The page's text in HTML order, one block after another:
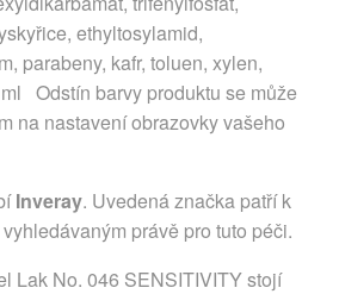
ethyltosylamid,
parabeny, kafr, toluen, xylen,
Odstín barvy produktu se může
na nastavení obrazovky vašeho
Inveray. Uvedená značka patří k
právě pro tuto péči.
Lak No. 046 SENSITIVITY stojí